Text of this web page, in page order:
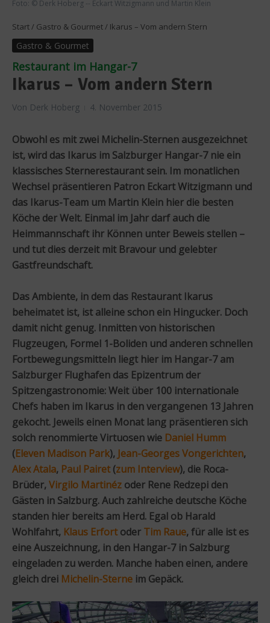
Foto: © Derk Hoberg -- Eckart Witzigmann und Martin Klein
Start / Gastro & Gourmet / Ikarus – Vom andern Stern
Gastro & Gourmet
Restaurant im Hangar-7
Ikarus – Vom andern Stern
Von Derk Hoberg 4. November 2015
Obwohl es mit zwei Michelin-Sternen ausgezeichnet
ist, wird das Ikarus im Salzburger Hangar-7 nie ein
klassisches Sternerestaurant sein. Im monatlichen
Wechsel präsentieren Patron Eckart Witzigmann und
das Ikarus-Team um Martin Klein hier die besten
Köche der Welt. Einmal im Jahr darf auch die
Heimmannschaft ihr Können unter Beweis stellen –
und tut dies derzeit mit Bravour und gelebter
Gastfreundschaft.
Das Ambiente, in dem das Restaurant Ikarus
beheimatet ist, ist alleine schon ein Hingucker. Doch
damit nicht genug. Inmitten von historischen
Flugzeugen, Formel 1-Boliden und anderen schnellen
Fortbewegungsmitteln liegt hier im Hangar-7 am
Salzburger Flughafen das Epizentrum der
Spitzengastronomie: Weit über 100 internationale
Chefs haben im Ikarus in den vergangenen 13 Jahren
gekocht. Jeweils einen Monat lang präsentieren sich
solch renommierte Virtuosen wie Daniel Humm
(Eleven Madison Park), Jean-Georges Vongerichten,
Alex Atala, Paul Pairet(zum Interview), die Roca-
Brüder, Virgilo Martinéz oder Rene Redzepi den
Gästen in Salzburg. Auch zahlreiche deutsche Köche
standen hier bereits am Herd. Egal ob Harald
Wohlfahrt, Klaus Erfortoder Tim Raue, für alle ist es
eine Auszeichnung, in den Hangar-7 in Salzburg
eingeladen zu werden. Manche haben einen, andere
gleich drei Michelin-Sterne im Gepäck.